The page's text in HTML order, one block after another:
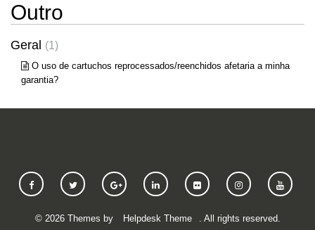
Outro
Geral 1
O uso de cartuchos reprocessados/reenchidos afetaria a minha
garantia?
© 2026Themes by Helpdesk Theme . All rights reserved.